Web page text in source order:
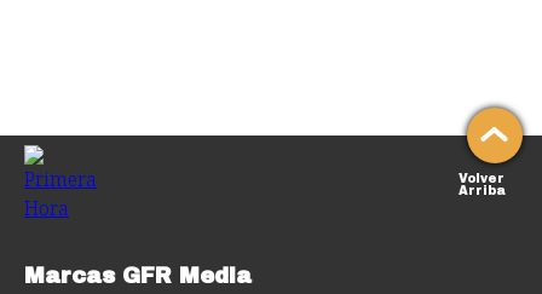
Volver
Arriba
Marcas GFR Media